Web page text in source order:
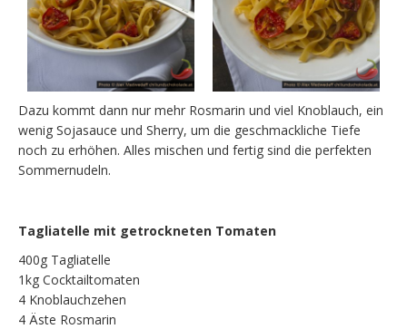
Dazu kommt dann nur mehr Rosmarin und viel Knoblauch, ein
wenig Sojasauce und Sherry, um die geschmackliche Tiefe
noch zu erhöhen. Alles mischen und fertig sind die perfekten
Sommernudeln.
Tagliatelle mit getrockneten Tomaten
400g Tagliatelle
1kg Cocktailtomaten
4 Knoblauchzehen
4 Äste Rosmarin